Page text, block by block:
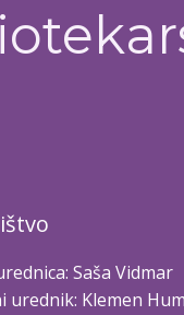
Saša Vidmar
urednik: Klemen